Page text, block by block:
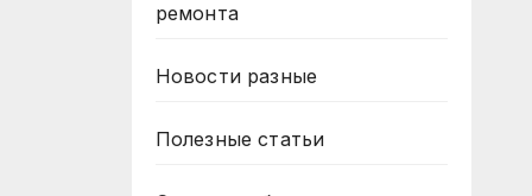
ремонта
Новости разные
Полезные статьи